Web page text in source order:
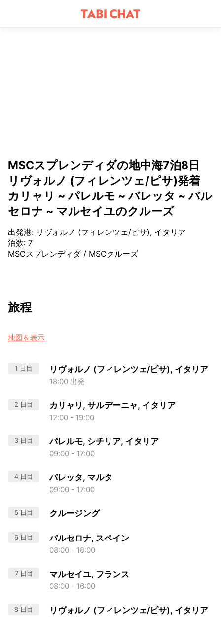
MSCスプレンディダの地中海7泊8日
リヴォルノ (フィレンツェ/ピサ)発着
カリャリ ~ パレルモ ~ バレッタ ~ バル
セロナ ~ マルセイユのクルーズ
出発港: リヴォルノ (フィレンツェ/ピサ), イタリア
泊数: 7
MSCスプレンディダ/ MSCクルーズ
旅程
地図を表示
1 日目 リヴォルノ (フィレンツェ/ピサ), イタリア
18:00 出発
2 日目 カリャリ, サルデーニャ, イタリア
12:00 - 19:00
3 日目 パレルモ, シチリア, イタリア
09:00 - 17:00
4 日目 バレッタ, マルタ
09:00 - 17:00
5 日目 クルージング
6 日目 バルセロナ, スペイン
08:00 - 18:00
7 日目 マルセイユ, フランス
08:00 - 16:00
8 日目 リヴォルノ (フィレンツェ/ピサ), イタリア